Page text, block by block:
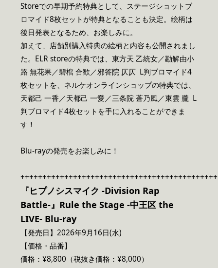
Storeでの早期予約特典として、ステージショットブ
ロマイド8枚セットが特典となることも決定。絵柄は
後日発表となるため、お楽しみに。
加えて、店舗別購入特典の絵柄と内容も公開されまし
た。ELR storeの特典では、東方天 乙統女／勘解由小
路 無花果／碧棺 合歓／邪答院 仄仄 L判ブロマイド4
枚セットを、ネルケオンラインショップの特典では、
天都己 一香／天都己 一愛／三条院 蒼乃⾵／東雲 朧 L
判ブロマイド4枚セットを手に入れることができま
す！
Blu-rayの発売をお楽しみに！
『ヒプノシスマイク -Division Rap
Battle-』Rule the Stage -中王区 the
LIVE- Blu-ray
【発売日】2026年9月16日(水)
【価格・品番】
価格：¥8,800（税抜き価格：¥8,000）